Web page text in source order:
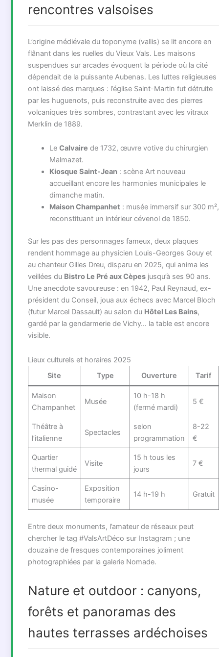
rencontres valsoises
L’origine médiévale du toponyme (vallis) se lit encore en
flânant dans les ruelles du Vieux Vals. Les maisons
suspendues sur arcades évoquent la période où la cité
dépendait de la puissante Aubenas. Les luttes religieuses
ont laissé des marques : l’église Saint-Martin fut détruite
par les huguenots, puis reconstruite avec des pierres
volcaniques très sombres, contrastant avec les vitraux
Merklin de 1889.
Le Calvaire de 1732, œuvre votive du chirurgien
Malmazet.
Kiosque Saint-Jean: scène Art nouveau
accueillant encore les harmonies municipales le
dimanche matin.
Maison Champanhet : musée immersif sur 300 m²,
reconstituant un intérieur cévenol de 1850.
Sur les pas des personnages fameux, deux plaques
rendent hommage au physicien Louis-Georges Gouy et
au chanteur Gilles Dreu, disparu en 2025, qui anima les
veillées du Bistro Le Pré aux Cèpesjusqu’à ses 90 ans.
Une anecdote savoureuse : en 1942, Paul Reynaud, ex-
président du Conseil, joua aux échecs avec Marcel Bloch
(futur Marcel Dassault) au salon du Hôtel Les Bains,
gardé par la gendarmerie de Vichy… la table est encore
visible.
Lieux culturels et horaires 2025
Site
Type Ouverture Tarif
Maison
Champanhet
Musée
10 h-18 h
(fermé mardi)
5 €
Théâtre à
l’italienne
Spectacles
selon
programmation
8-22
€
Quartier
thermal guidé
Visite
15 h tous les
jours
7 €
Casino-
musée
Exposition
temporaire
14 h-19 h Gratuit
Entre deux monuments, l’amateur de réseaux peut
chercher le tag #ValsArtDéco sur Instagram ; une
douzaine de fresques contemporaines joliment
photographiées par la galerie Nomade.
Nature et outdoor : canyons,
forêts et panoramas des
hautes terrasses ardéchoises